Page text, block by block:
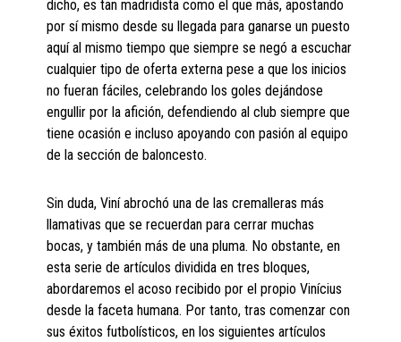
dicho, es tan madridista como el que más, apostando
por sí mismo desde su llegada para ganarse un puesto
aquí al mismo tiempo que siempre se negó a escuchar
cualquier tipo de oferta externa pese a que los inicios
no fueran fáciles, celebrando los goles dejándose
engullir por la afición, defendiendo al club siempre que
tiene ocasión e incluso apoyando con pasión al equipo
de la sección de baloncesto.
Sin duda, Viní abrochó una de las cremalleras más
llamativas que se recuerdan para cerrar muchas
bocas, y también más de una pluma. No obstante, en
esta serie de artículos dividida en tres bloques,
abordaremos el acoso recibido por el propio Vinícius
desde la faceta humana. Por tanto, tras comenzar con
sus éxitos futbolísticos, en los siguientes artículos